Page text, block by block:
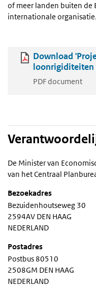
of meer landen buiten de
internationale organisatie.
Download
loonrigiditeiten
PDF document
De Minister van
van het Centraal
Bezoekadres
Bezuidenhoutseweg 30
2594AV DEN HAAG
NEDERLAND
Postadres
Postbus 80510
2508GM DEN HAAG
NEDERLAND